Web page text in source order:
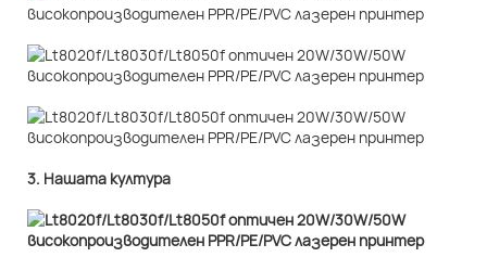
3. Нашата култура